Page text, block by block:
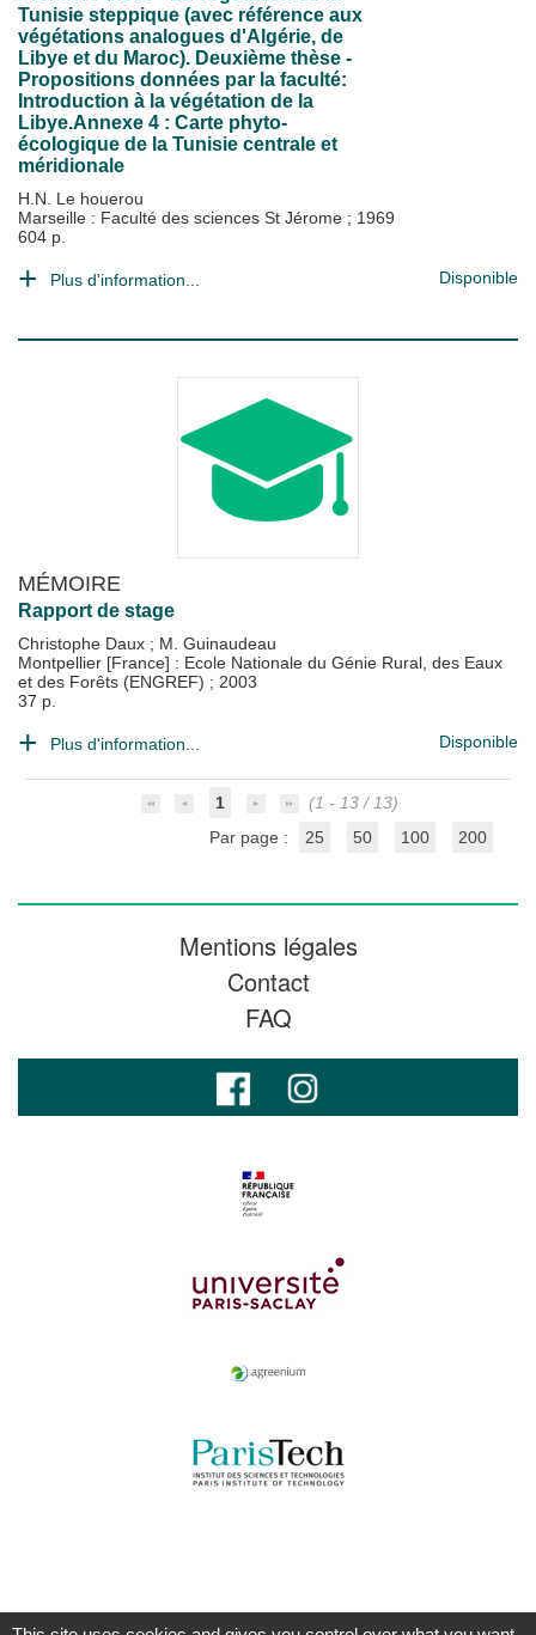
Tunisie steppique (avec référence aux
végétations analogues d'Algérie, de
Libye et du Maroc). Deuxième thèse -
Propositions données par la faculté:
Introduction à la végétation de la
Libye.Annexe 4 : Carte phyto-
écologique de la Tunisie centrale et
méridionale
H.N. Le houerou
Marseille : Faculté des sciences St Jérome ; 1969
604 p.
Plus d'information... Disponible
MÉMOIRE
Rapport de stage
Christophe Daux ; M. Guinaudeau
Montpellier [France] : Ecole Nationale du Génie Rural, des Eaux
et des Forêts (ENGREF) ; 2003
37 p.
Plus d'information... Disponible
1
(1 - 13 / 13)
Par page :
25 50 100 200
Mentions légales
Contact
FAQ